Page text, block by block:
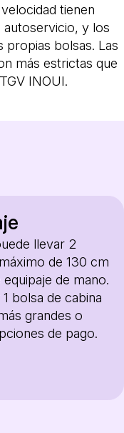
tienen
autoservicio, y los
propias bolsas. Las
más estrictas que
INOUI.
llevar 2
de 130 cm
de mano.
bolsa de cabina
grandes o
de pago.